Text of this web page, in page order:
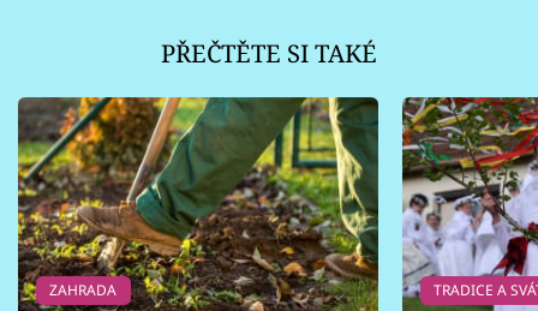
PŘEČTĚTE SI TAKÉ
ZAHRADA TRADICE A